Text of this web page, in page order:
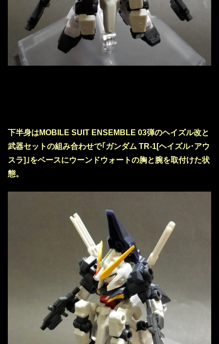
下半身はMOBILE SUIT ENSEMBLE 03弾のヘイズル改と
武器セットの組み合わせで｢ガンダム TR-1[ヘイズル･アウ
スラ]｣をベースにウーンドウォートの胸と腕を取付けた状
態。